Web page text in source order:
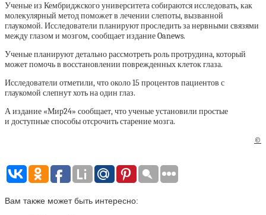
Ученые из Кембриджского университета собираются исследовать, как
молекулярный метод поможет в лечении слепоты, вызванной
глаукомой. Исследователи планируют проследить за нервными связями
между глазом и мозгом, сообщает издание Oanews.
Ученые планируют детально рассмотреть роль протрудина, который
может помочь в восстановлении поврежденных клеток глаза.
Исследователи отметили, что около 15 процентов пациентов с
глаукомой слепнут хоть на один глаз.
А издание «Мир24» сообщает, что ученые установили простые
и доступные способы отсрочить старение мозга.
©
Вам также может быть интересно: